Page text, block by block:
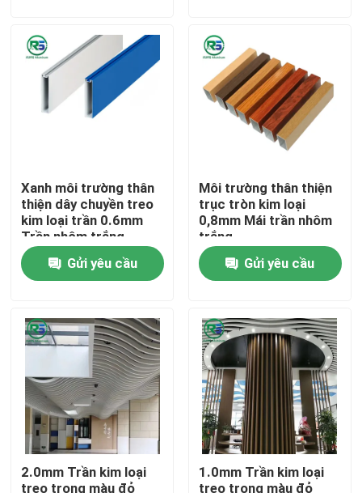
Các sản phẩm
Tham quan nhà máy
Kiểm soát chất lượng
Liên hệ chúng tôi
Yêu cầu báo giá
Tấm tường nhôm
Bảng điều khiển tổ ong bằng nhôm
Xanh môi trường thân
thiện dây chuyền treo
kim loại trần 0.6mm
Trần nhôm trắng
Gửi yêu cầu
Môi trường thân thiện
trục tròn kim loại
0,8mm Mái trần nhôm
trắng
Gửi yêu cầu
2.0mm Trần kim loại
treo trong màu đỏ
1.0mm Trần kim loại
treo trong màu đỏ